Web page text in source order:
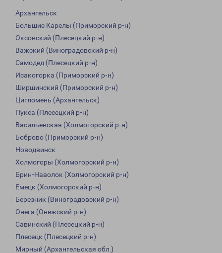
Архангельск
Большие Карелы (Приморский р-н)
Оксовский (Плесецкий р-н)
Важский (Виноградовский р-н)
Самодед (Плесецкий р-н)
Исакогорка (Приморский р-н)
Ширшинский (Приморский р-н)
Цигломень (Архангельск)
Пукса (Плесецкий р-н)
Васильевская (Холмогорский р-н)
Боброво (Приморский р-н)
Новодвинск
Холмогоры (Холмогорский р-н)
Брин-Наволок (Холмогорский р-н)
Емецк (Холмогорский р-н)
Березник (Виноградовский р-н)
Онега (Онежский р-н)
Савинский (Плесецкий р-н)
Плесецк (Плесецкий р-н)
Мирный (Архангельская обл.)